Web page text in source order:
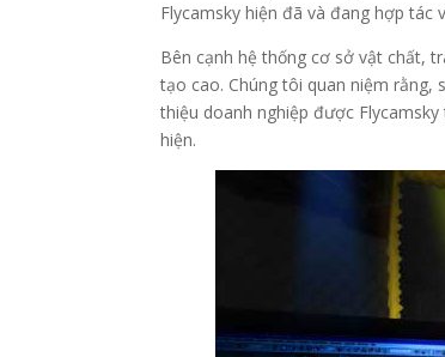
Flycamsky hiện đã và đang hợp tác
Bên cạnh hệ thống cơ sở vật chất,
tạo cao. Chúng tôi quan niệm rằng,
thiệu doanh nghiệp được
hiện.